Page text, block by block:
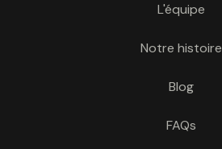
L'équipe
Notre histoire
Blog
FAQs